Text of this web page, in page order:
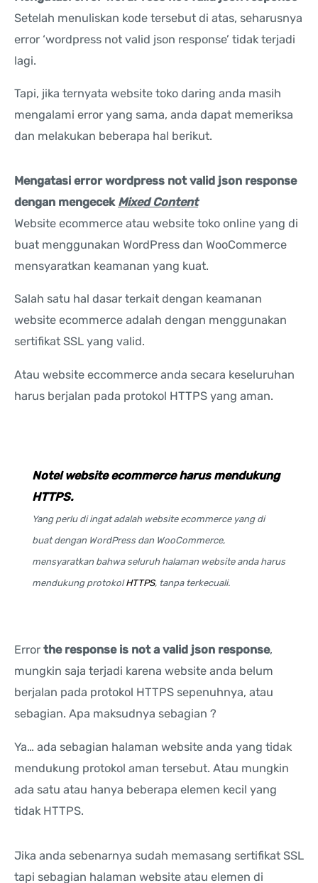
Setelah menuliskan kode tersebut di atas, seharusnya
error ‘wordpress not valid json response’ tidak terjadi
lagi.
Tapi, jika ternyata website toko daring anda masih
mengalami error yang sama, anda dapat memeriksa
dan melakukan beberapa hal berikut.
Mengatasi error wordpress not valid json response
dengan mengecek Mixed Content
Website ecommerce atau website toko online yang di
buat menggunakan WordPress dan WooCommerce
mensyaratkan keamanan yang kuat.
Salah satu hal dasar terkait dengan keamanan
website ecommerce adalah dengan menggunakan
sertifikat SSL yang valid.
Atau website eccommerce anda secara keseluruhan
harus berjalan pada protokol HTTPS yang aman.
Note! website ecommerce harus mendukung
HTTPS.
Yang perlu di ingat adalah website ecommerce yang di
buat dengan WordPress dan WooCommerce,
mensyaratkan bahwa seluruh halaman website anda harus
mendukung protokolHTTPS, tanpa terkecuali.
Error the response is not a valid json response,
mungkin saja terjadi karena website anda belum
berjalan pada protokol HTTPS sepenuhnya, atau
sebagian. Apa maksudnya sebagian ?
Ya… ada sebagian halaman website anda yang tidak
mendukung protokol aman tersebut. Atau mungkin
ada satu atau hanya beberapa elemen kecil yang
tidak HTTPS.
Jika anda sebenarnya sudah memasang sertifikat SSL
tapi sebagian halaman website atau elemen di